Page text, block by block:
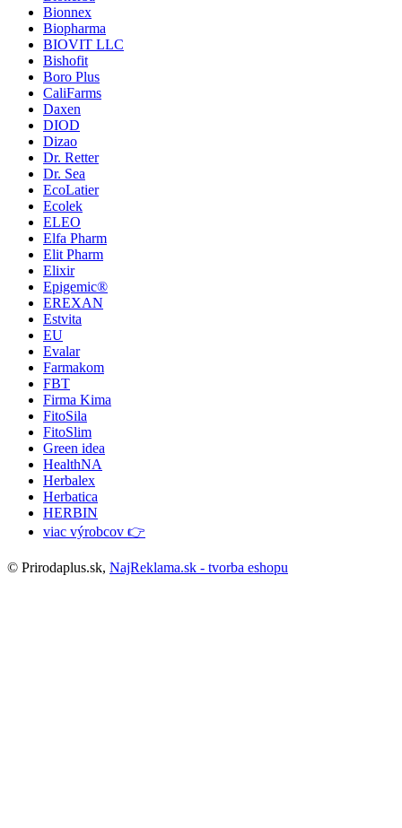
Bionnex
Biopharma
BIOVIT LLC
Bishofit
Boro Plus
CaliFarms
Daxen
DIOD
Dizao
Dr. Retter
Dr. Sea
EcoLatier
Ecolek
ELEO
Elfa Pharm
Elit Pharm
Elixir
Epigemic®
EREXAN
Estvita
EU
Evalar
Farmakom
FBT
Firma Kima
FitoSila
FitoSlim
Green idea
HealthNA
Herbalex
Herbatica
HERBIN
viac výrobcov 👉
© Prirodaplus.sk, NajReklama.sk - tvorba eshopu